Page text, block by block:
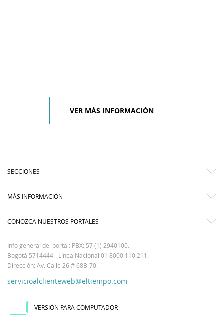
VER MÁS INFORMACIÓN
SECCIONES
MÁS INFORMACIÓN
CONOZCA NUESTROS PORTALES
Info general del portal: PBX: 57 (1) 2940100.
Bogotá 5714444 - Línea Nacional 01 8000 110 211.
Dirección: Av. Calle 26 # 68B-70.
servicioalclienteweb@eltiempo.com
VERSIÓN PARA COMPUTADOR